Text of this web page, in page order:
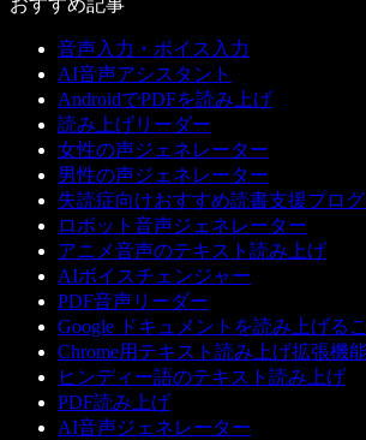
おすすめ記事
音声入力・ボイス入力
AI音声アシスタント
AndroidでPDFを読み上げ
読み上げリーダー
女性の声ジェネレーター
男性の声ジェネレーター
失読症向けおすすめ読書支援プロ
ロボット音声ジェネレーター
アニメ音声のテキスト読み上げ
AIボイスチェンジャー
PDF音声リーダー
Google ドキュメントを読み上げる
Chrome用テキスト読み上げ拡張機
ヒンディー語のテキスト読み上げ
PDF読み上げ
AI音声ジェネレーター